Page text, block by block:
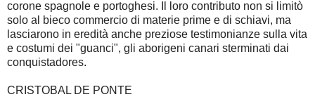
corone spagnole e portoghesi. Il loro contributo non si limitò
solo al bieco commercio di materie prime e di schiavi, ma
lasciarono in eredità anche preziose testimonianze sulla vita
e costumi dei "guanci", gli aborigeni canari sterminati dai
conquistadores.
CRISTOBAL DE PONTE